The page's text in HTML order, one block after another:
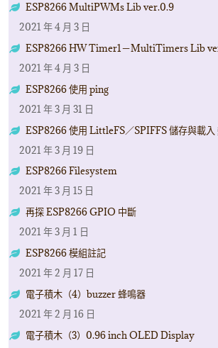
ESP8266 MultiPWMs Lib ver.0.9
2021 年 4 月 3 日
ESP8266 HW Timer1－MultiTimers Lib
2021 年 4 月 3 日
ESP8266 使用 ping
2021 年 3 月 31 日
ESP8266 使用 LittleFS／SPIFFS 儲存與載入
2021 年 3 月 19 日
ESP8266 Filesystem
2021 年 3 月 15 日
再探 ESP8266 GPIO 中斷
2021 年 3 月 1 日
ESP8266 模組註記
2021 年 2 月 17 日
電子積木（4）buzzer 蜂鳴器
2021 年 2 月 16 日
電子積木（3）0.96 inch OLED Display